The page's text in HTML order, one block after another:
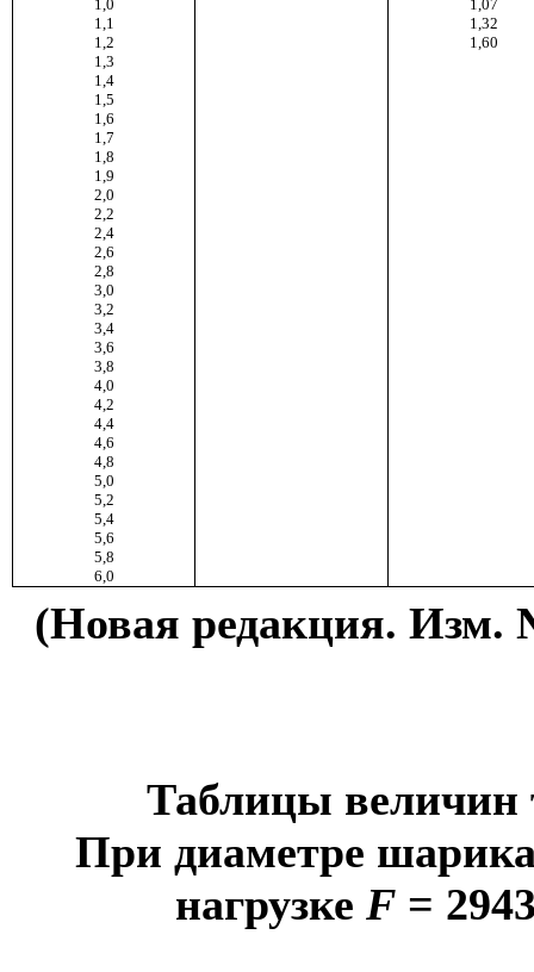
1,0
1,07
1,1
1,32
1,2
1,60
1,3
1,4
1,5
1,6
1,7
1,8
1,9
2,0
2,2
2,4
2,6
2,8
3,0
3,2
3,4
3,6
3,8
4,0
4,2
4,4
4,6
4,8
5,0
5,2
5,4
5,6
5,8
6,0
(Новая редакция. Изм.
Таблицы величин
При диаметре
нагрузке F =